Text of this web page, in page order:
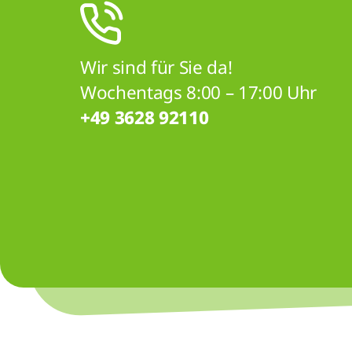
Wir sind für Sie da!
Wochentags 8:00 – 17:00 Uhr
+49 3628 92110